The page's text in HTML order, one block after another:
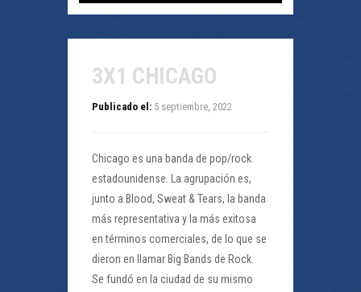
3X1 CHICAGO
Publicado el: 5 septiembre, 2022
Chicago es una banda de pop/rock
estadounidense. La agrupación es,
junto a Blood, Sweat & Tears, la banda
más representativa y la más exitosa
en términos comerciales, de lo que se
dieron en llamar Big Bands de Rock.
Se fundó en la ciudad de su mismo